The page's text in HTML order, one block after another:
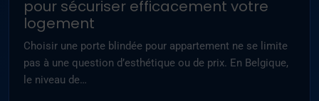
pour sécuriser efficacement votre
logement
Choisir une porte blindée pour appartement ne se limite
pas à une question d’esthétique ou de prix. En Belgique,
le niveau de…